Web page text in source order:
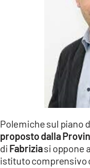
COSENZACHANNEL.IT
ILVIBONESE.IT
CATANZAROCHANNEL.IT
LACAPITALENEWS.IT
App
ANDROID
Polemiche sul piano
proposto dalla
di Fabriziasi oppone
istituto comprensivo